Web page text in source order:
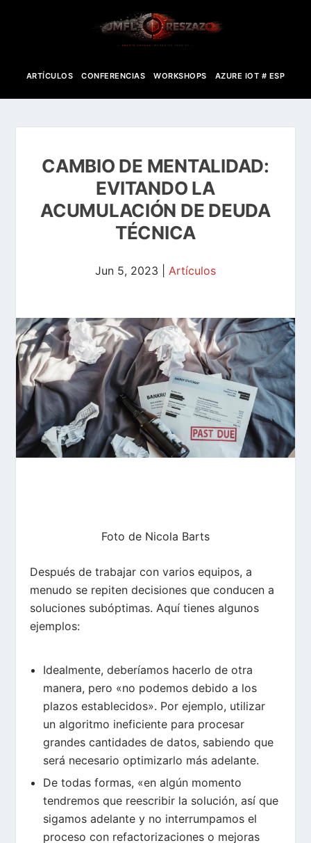
ARTÍCULOS CONFERENCIAS WORKSHOPS AZURE IOT # ESP
CAMBIO DE MENTALIDAD:
EVITANDO LA
ACUMULACIÓN DE DEUDA
TÉCNICA
Jun 5, 2023 Artículos
Foto de Nicola Barts
Después de trabajar con varios equipos, a
menudo se repiten decisiones que conducen a
soluciones subóptimas. Aquí tienes algunos
ejemplos:
Idealmente, deberíamos hacerlo de otra
manera, pero «no podemos debido a los
plazos establecidos». Por ejemplo, utilizar
un algoritmo ineficiente para procesar
grandes cantidades de datos, sabiendo que
será necesario optimizarlo más adelante.
De todas formas, «en algún momento
tendremos que reescribir la solución, así que
sigamos adelante y no interrumpamos el
proceso con refactorizaciones o mejoras